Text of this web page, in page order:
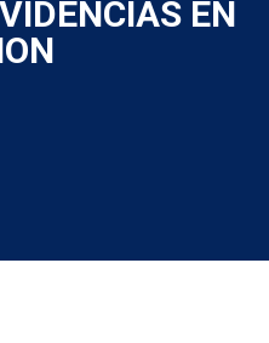
EN